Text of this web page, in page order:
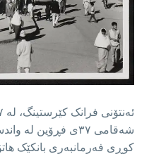
شەقامی ٣٧ی فڕۆین
کوڕی فەرمانبەری بانکێک